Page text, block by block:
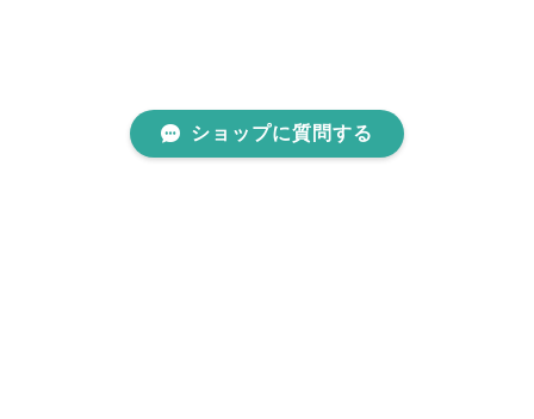
ショップに質問する